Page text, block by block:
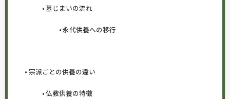
墓じまいの流れ
永代供養への移行
宗派ごとの供養の違い
仏教供養の特徴